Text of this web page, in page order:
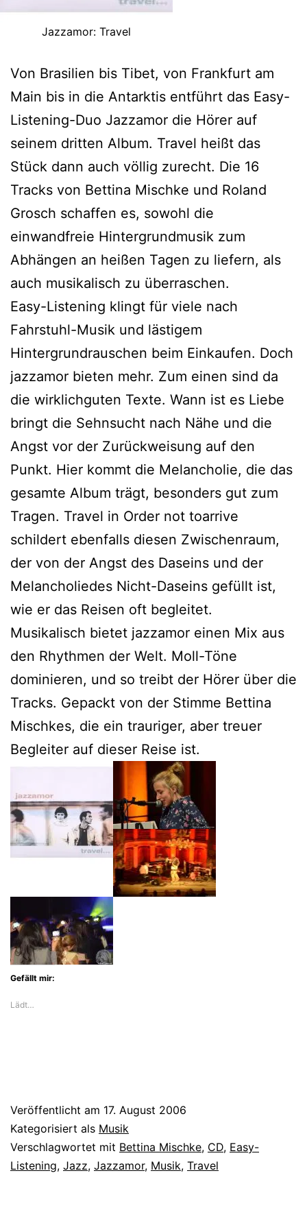
Jazzamor: Travel
Von Brasilien bis Tibet, von Frankfurt am
Main bis in die Antarktis entführt das Easy-
Listening-Duo Jazzamor die Hörer auf
seinem dritten Album. Travel heißt das
Stück dann auch völlig zurecht. Die 16
Tracks von Bettina Mischke und Roland
Grosch schaffen es, sowohl die
einwandfreie Hintergrundmusik zum
Abhängen an heißen Tagen zu liefern, als
auch musikalisch zu überraschen.
Easy-Listening klingt für viele nach
Fahrstuhl-Musik und lästigem
Hintergrundrauschen beim Einkaufen. Doch
jazzamor bieten mehr. Zum einen sind da
die wirklichguten Texte. Wann ist es Liebe
bringt die Sehnsucht nach Nähe und die
Angst vor der Zurückweisung auf den
Punkt. Hier kommt die Melancholie, die das
gesamte Album trägt, besonders gut zum
Tragen. Travel in Order not toarrive
schildert ebenfalls diesen Zwischenraum,
der von der Angst des Daseins und der
Melancholiedes Nicht-Daseins gefüllt ist,
wie er das Reisen oft begleitet.
Musikalisch bietet jazzamor einen Mix aus
den Rhythmen der Welt. Moll-Töne
dominieren, und so treibt der Hörer über die
Tracks. Gepackt von der Stimme Bettina
Mischkes, die ein trauriger, aber treuer
Begleiter auf dieser Reise ist.
Gefällt mir:
Lädt…
Veröffentlicht am 17. August 2006
Kategorisiert als Musik
Verschlagwortet mit Bettina Mischke, CD, Easy-
Listening, Jazz, Jazzamor, Musik, Travel